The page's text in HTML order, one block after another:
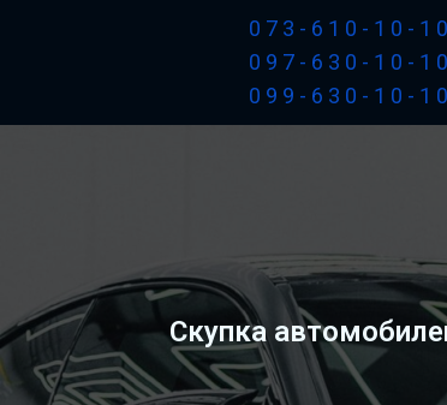
073-610-10-10
097-630-10-10
099-630-10-10
Скупка